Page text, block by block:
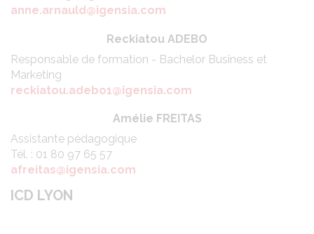
anne.arnauld@igensia.com
Reckiatou ADEBO
Responsable de formation - Bachelor Business et
Marketing
reckiatou.adebo1@igensia.com
Amélie FREITAS
Assistante pédagogique
Tél. : 01 80 97 65 57
afreitas@igensia.com
ICD LYON